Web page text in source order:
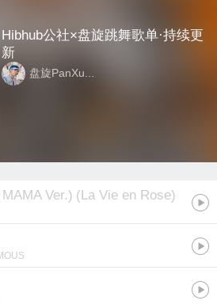
Hibhub公社×盘旋跳舞歌单·持续更
新
盘旋PanXu...
Ver.) (La Vie en Rose)